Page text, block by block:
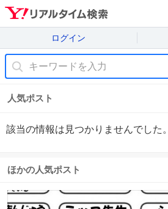
ログイン
人気ポスト
該当の情報は見つかりませんでした。
ほかの人気ポスト